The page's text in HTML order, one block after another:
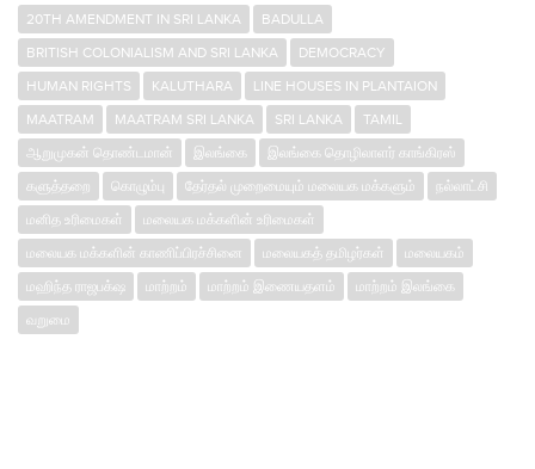
20TH AMENDMENT IN SRI LANKA
BADULLA
BRITISH COLONIALISM AND SRI LANKA
DEMOCRACY
HUMAN RIGHTS
KALUTHARA
LINE HOUSES IN PLANTAION
MAATRAM
MAATRAM SRI LANKA SRI LANKA
TAMIL
ஆறுமுகன் தொண்டமான்
இலங்கை
இலங்கை தொழிலாளர் காங்கிரஸ்
களுத்தறை
கொழும்பு தேர்தல் முறைமையும் மலையக மக்களும்
நல்லாட்சி
மனித உரிமைகள்
மலையக மக்களின் உரிமைகள்
மலையக மக்களின் காணிப்பிரச்சினை
மலையகத் தமிழர்கள்
மலையகம்
மஹிந்த ராஜபக்‌ஷ
மாற்றம் மாற்றம் இணையதளம்
மாற்றம் இலங்கை
வறுமை